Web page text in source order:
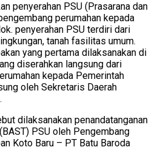
penyerahan PSU (Prasarana dan
perumahan kepada
penyerahan PSU terdiri dari
tanah fasilitas umum.
yang pertama dilaksanakan di
diserahkan langsung dari
kepada Pemerintah
oleh Sekretaris Daerah
dilaksanakan penandatanganan
PSU oleh Pengembang
Koto Baru – PT Batu Baroda